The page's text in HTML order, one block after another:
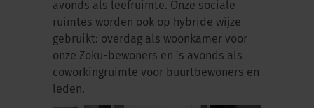
avonds als leefruimte. Onze sociale
ruimtes worden ook op hybride wijze
gebruikt: overdag als woonkamer voor
onze Zoku-bewoners en ’s avonds als
coworkingruimte voor buurtbewoners en
leden.